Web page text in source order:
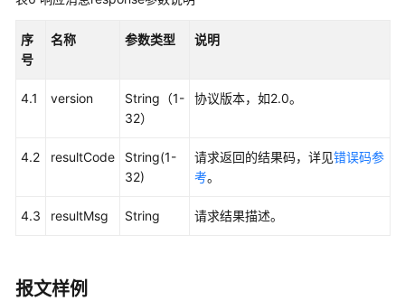
索
下
序
号
名称 参数类型 说明
4.1 version
String（1-
32）
协议版本，如2.0。
4.2 resultCode
String(1-
32)
请求返回的结果码，详见错误码参
考。
4.3 resultMsg String 请求结果描述。
报文样例